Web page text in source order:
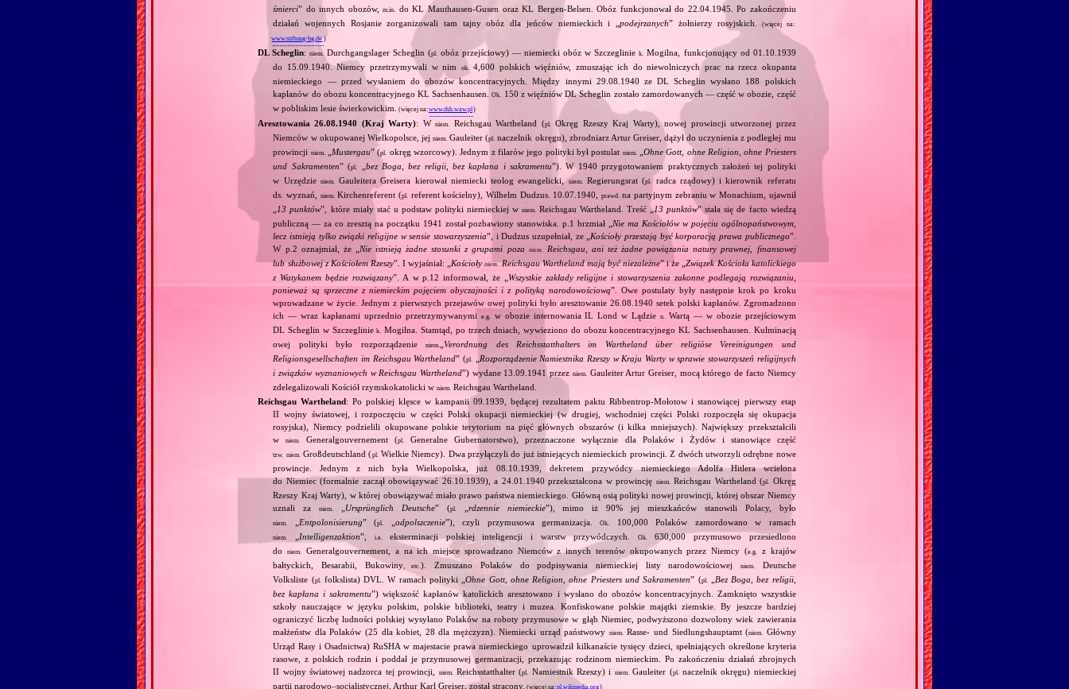
śmierci” do innych obozów,m.in.
do KL Mauthausen‐Gusen oraz KL Bergen‐Belsen. Obóz funkcjonował do 22.04.1945. Po zakończeniu
działań wojennych Rosjanie zorganizowali tam tajny obóz dla jeńców niemieckich i „ podejrzanych” żołnierzy rosyjskich.
(więcej na:
www.stiftung-bg.de )
DL Scheglin: niem.Durchgangslager Scheglin (pl. obóz przejściowy) — niemiecki obóz w Szczegliniek.
Mogilna, funkcjonujący od 01.10.1939
do 15.09.1940. Niemcy przetrzymywali w nim
ok.
4,600 polskich więźniów, zmuszając ich do niewolniczych prac na rzecz okupanta
niemieckiego — przed wysłaniem do obozów koncentracyjnych. Między innymi 29.08.1940 ze DL Scheglin wysłano 188 polskich
kapłanów do obozu koncentracyjnego KL Sachsenhausen.Ok.
150 z więźniów DL Scheglin zostało zamordowanych — część w obozie, część
w pobliskim lesie świerkowickim.
(więcej na:www.dsh.waw.pl)
Aresztowania 26.08.1940 (Kraj Warty): Wniem. Reichsgau Wartheland (pl.
Okręg Rzeszy Kraj Warty), nowej prowincji utworzonej przez
Niemców w okupowanej Wielkopolsce, jejniem. Gauleiter (pl. naczelnik okręgu), zbrodniarz Artur Greiser, dążył do uczynienia z podległej mu
prowincji niem. Mustergau” (pl. okręg wzorcowy). Jednym z filarów jego polityki był postulat niem.
Ohne Gott, ohne Religion, ohne Priesters
und Sakramenten” (pl. bez Boga, bez religii, bez kapłana i sakramentu”). W 1940 przygotowaniem praktycznych założeń tej polityki
w Urzędzie niem. Gauleitera Greisera kierował niemiecki teolog ewangelicki,niem. Regierungsrat (pl.
radca rządowy) i kierownik referatu
ds. wyznań,
niem. Kirchenreferent (pl. referent kościelny), Wilhelm Dudzus. 10.07.1940, prawd. na partyjnym zebraniu w Monachium, ujawnił
13 punktów”, które miały stać u podstaw polityki niemieckiej w niem. Reichsgau Wartheland. Treść „13 punktów” stała się de facto wiedzą
publiczną — za co zresztą na początku 1941 został pozbawiony stanowiska. p.1 brzmiał „ Nie ma Kościołów w pojęciu ogólnopaństwowym,
lecz istnieją tylko związki religijne w sensie stowarzyszenia”, i Dudzus uzupełniał, ze „ Kościoły przestają być korporacją prawa publicznego”.
W p.2 oznajmiał, że „ Nie istnieją żadne stosunki z grupami poza niem.
Reichsgau, ani też żadne powiązania natury prawnej, finansowej
lub służbowej z Kościołem Rzeszy”. I wyjaśniał: „ Kościołyniem.Reichsgau Wartheland mają być niezależne” i że „Związek Kościoła katolickiego
z Watykanem będzie rozwiązany”. A w p.12 informował, że „ Wszystkie zakłady religijne i stowarzyszenia zakonne podlegają rozwiązaniu,
ponieważ są sprzeczne z niemieckim pojęciem obyczajności i z polityką narodowościową”. Owe postulaty były następnie krok po kroku
wprowadzane w życie. Jednym z pierwszych przejawów owej polityki było aresztowanie 26.08.1940 setek polski kapłanów. Zgromadzono
ich — wraz kapłanami uprzednio przetrzymywanymi
e.g. w obozie internowania IL Lond w Lądzien.
Wartą — w obozie przejściowym
DL Scheglin w Szczegliniek.
Mogilna. Stamtąd, po trzech dniach, wywieziono do obozu koncentracyjnego KL Sachsenhausen. Kulminacją
owej polityki było rozporządzenieniem. „Verordnung des Reichsstatthalters im Wartheland über religiöse Vereinigungen und
Religionsgesellschaften im Reichsgau Wartheland” (pl.
Rozporządzenie Namiestnika Rzeszy w Kraju Warty w sprawie stowarzyszeń religijnych
i związków wyznaniowych w Reichsgau Wartheland”) wydane 13.09.1941 przez niem.
Gauleiter Artur Greiser, mocą którego de facto Niemcy
zdelegalizowali Kościół rzymskokatolicki wniem. Reichsgau Wartheland.
Reichsgau Wartheland: Po polskiej klęsce w kampanii 09.1939, będącej rezultatem paktu Ribbentrop‐Mołotow i stanowiącej pierwszy etap
II wojny światowej, i rozpoczęciu w części Polski okupacji niemieckiej (w drugiej, wschodniej części Polski rozpoczęła się okupacja
rosyjska), Niemcy podzielili okupowane polskie terytorium na pięć głównych obszarów (i kilka mniejszych). Największy przekształcili
wniem. Generalgouvernement (pl. Generalne Gubernatorstwo), przeznaczone wyłącznie dla Polaków i Żydów i stanowiące część
tzw. niem. Großdeutschland (pl. Wielkie Niemcy). Dwa przyłączyli do już istniejących niemieckich prowincji. Z dwóch utworzyli odrębne nowe
prowincje. Jednym z nich była Wielkopolska, już 08.10.1939, dekretem przywódcy niemieckiego Adolfa Hitlera wcielona
do Niemiec (formalnie zaczął obowiązywać 26.10.1939), a 24.01.1940 przekształcona w prowincję niem. Reichsgau Wartheland (pl.
Okręg
Rzeszy Kraj Warty), w której obowiązywać miało prawo państwa niemieckiego. Główną osią polityki nowej prowincji, której obszar Niemcy
uznali zaniem. Ursprünglich Deutsche” (pl. rdzennie niemieckie”), mimo iż 90% jej mieszkańców stanowili Polacy, było
niem. Entpolonisierung” (pl. odpolszczenie”), czyli przymusowa germanizacja.Ok. 100,000 Polaków zamordowano w ramach
niem. Intelligenzaktion”, i.e. eksterminacji polskiej inteligencji i warstw przywódczych. Ok.
630,000 przymusowo przesiedlono
doniem. Generalgouvernement, a na ich miejsce sprowadzano Niemców z innych terenów okupowanych przez Niemcy (e.g.
z krajów
bałtyckich, Besarabii, Bukowiny, etc. ). Zmuszano Polaków do podpisywania niemieckiej listy narodowościowej niem.
Deutsche
Volksliste (pl. folkslista) DVL. W ramach polityki „Ohne Gott, ohne Religion, ohne Priesters und Sakramenten” (pl.
Bez Boga, bez religii,
bez kapłana i sakramentu”) większość kapłanów katolickich aresztowano i wysłano do obozów koncentracyjnych. Zamknięto wszystkie
szkoły nauczające w języku polskim, polskie biblioteki, teatry i muzea. Konfiskowane polskie majątki ziemskie. By jeszcze bardziej
ograniczyć liczbę ludności polskiej wysyłano Polaków na roboty przymusowe w głąb Niemiec, podwyższono dozwolony wiek zawierania
małżeństw dla Polaków (25 dla kobiet, 28 dla mężczyzn). Niemiecki urząd państwowy niem. Rasse‐ und Siedlungshauptamt (niem.
Główny
Urząd Rasy i Osadnictwa) RuSHA w majestacie prawa niemieckiego uprowadził kilkanaście tysięcy dzieci, spełniających określone kryteria
rasowe, z polskich rodzin i poddał je przymusowej germanizacji, przekazując rodzinom niemieckim. Po zakończeniu działań zbrojnych
II wojny światowej nadzorca tej prowincji,
niem. Reichsstatthalter (pl. Namiestnik Rzeszy) i niem. Gauleiter (pl.
naczelnik okręgu) niemieckiej
partii narodowo–socjalistycznej, Arthur Karl Greiser, został stracony. (więcej na:pl.wikipedia.org)